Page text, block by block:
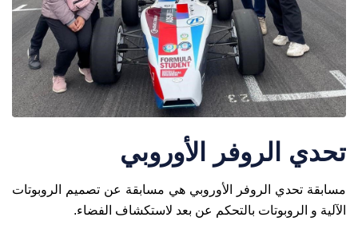
تحدي الروفر الأوروبي
مسابقة تحدي الروفر الأوروبي هي مسابقة عن تصميم الروبوتات
الآلية و الروبوتات بالتحكم عن بعد لاستكشاف الفضاء.